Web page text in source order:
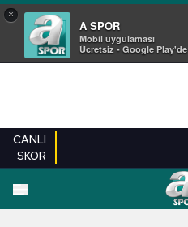
×
A SPOR
Mobil uygulaması
Ücretsiz - Google Play'de
CANLI
SKOR
EN YENILER